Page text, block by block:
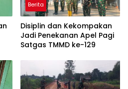
Berita
Disiplin dan Kekompakan
Jadi Penekanan Apel Pagi
Satgas TMMD ke-129